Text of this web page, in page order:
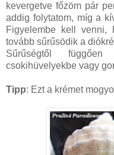
kevergetve főzöm pár
addig folytatom, míg a
Figyelembe kell venni,
tovább sűrűsödik a
Sűrűségtől
csokihüvelyekbe vagy
Tipp: Ezt a krémet